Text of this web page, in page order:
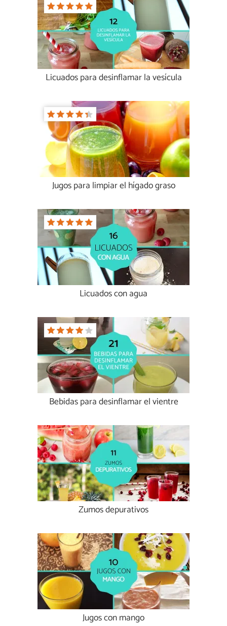
Licuados para desinflamar la vesícula
Jugos para limpiar el hígado graso
Licuados con agua
Bebidas para desinflamar el vientre
Zumos depurativos
Jugos con mango